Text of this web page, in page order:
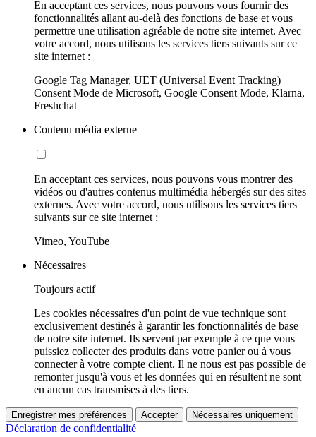
En acceptant ces services, nous pouvons vous fournir des
fonctionnalités allant au-delà des fonctions de base et vous
permettre une utilisation agréable de notre site internet. Avec
votre accord, nous utilisons les services tiers suivants sur ce
site internet :
Google Tag Manager, UET (Universal Event Tracking)
Consent Mode de Microsoft, Google Consent Mode, Klarna,
Freshchat
Contenu média externe
En acceptant ces services, nous pouvons vous montrer des
vidéos ou d'autres contenus multimédia hébergés sur des sites
externes. Avec votre accord, nous utilisons les services tiers
suivants sur ce site internet :
Vimeo, YouTube
Nécessaires
Toujours actif
Les cookies nécessaires d'un point de vue technique sont
exclusivement destinés à garantir les fonctionnalités de base
de notre site internet. Ils servent par exemple à ce que vous
puissiez collecter des produits dans votre panier ou à vous
connecter à votre compte client. Il ne nous est pas possible de
remonter jusqu'à vous et les données qui en résultent ne sont
en aucun cas transmises à des tiers.
Enregistrer mes préférences Accepter Nécessaires uniquement
Déclaration de confidentialité